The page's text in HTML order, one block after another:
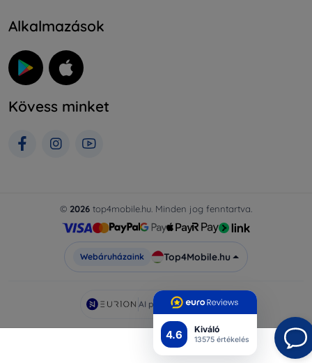
4.6 Kiváló
13575 értékelés
Alkalmazások
Kövess minket
© 2026 top4mobile.hu. Minden jog fenntartva.
Webáruházaink Top4Mobile.hu
AI powered byEurion